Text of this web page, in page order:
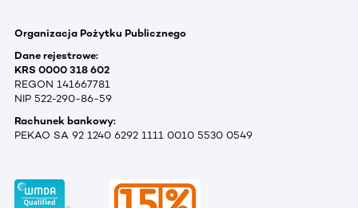
Organizacja Pożytku Publicznego
Dane rejestrowe:
KRS 0000 318 602
REGON 141667781
NIP 522-290-86-59
Rachunek bankowy:
PEKAO SA 92 1240 6292 1111 0010 5530 0549